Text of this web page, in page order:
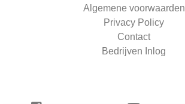
Algemene voorwaarden
Privacy Policy
Contact
Bedrijven Inlog